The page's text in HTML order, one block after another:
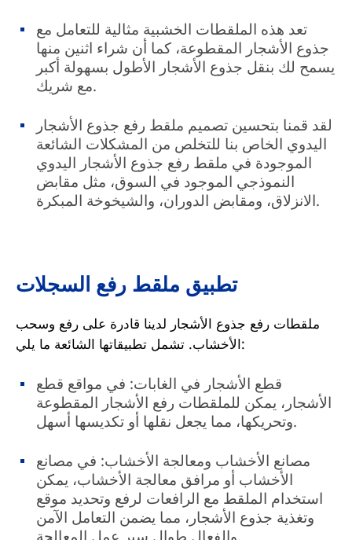
تعد هذه الملقطات الخشبية مثالية للتعامل مع
جذوع الأشجار المقطوعة، كما أن شراء اثنين منها
يسمح لك بنقل جذوع الأشجار الأطول بسهولة أكبر
مع شريك.
لقد قمنا بتحسين تصميم ملقط رفع جذوع الأشجار
اليدوي الخاص بنا للتخلص من المشكلات الشائعة
الموجودة في ملقط رفع جذوع الأشجار اليدوي
النموذجي الموجود في السوق، مثل مقابض
الانزلاق، ومقابض الدوران، والشيخوخة المبكرة.
تطبيق ملقط رفع السجلات
ملقطات رفع جذوع الأشجار لدينا قادرة على رفع وسحب
الأخشاب. تشمل تطبيقاتها الشائعة ما يلي:
قطع الأشجار في الغابات: في مواقع قطع
الأشجار، يمكن للملقطات رفع الأشجار المقطوعة
وتحريكها، مما يجعل نقلها أو تكديسها أسهل.
مصانع الأخشاب ومعالجة الأخشاب: في مصانع
الأخشاب أو مرافق معالجة الأخشاب، يمكن
استخدام الملقط مع الرافعات لرفع وتحديد موقع
وتغذية جذوع الأشجار، مما يضمن التعامل الآمن
والفعال طوال سير عمل المعالجة.